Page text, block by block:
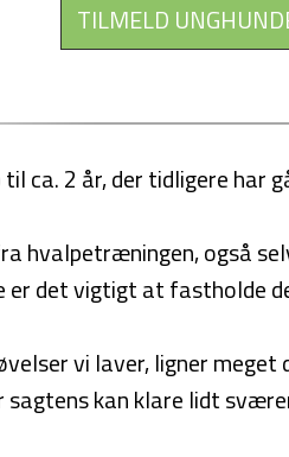
TILMELD
ca. 2 år, der tidligere
hvalpetræningen, også
det vigtigt at fastholde
vi laver, ligner
sagtens kan klare lidt